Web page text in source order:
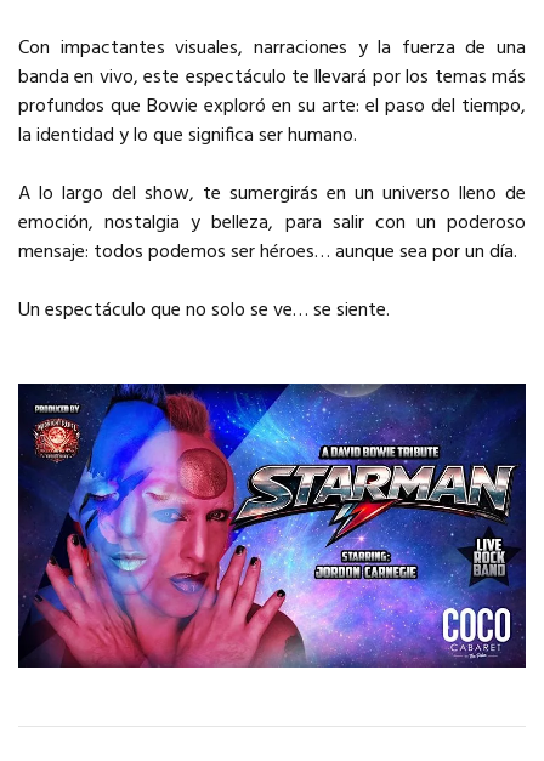
Con impactantes visuales, narraciones y la fuerza de una
banda en vivo, este espectáculo te llevará por los temas más
profundos que Bowie exploró en su arte: el paso del tiempo,
la identidad y lo que significa ser humano.
A lo largo del show, te sumergirás en un universo lleno de
emoción, nostalgia y belleza, para salir con un poderoso
mensaje: todos podemos ser héroes… aunque sea por un día.
Un espectáculo que no solo se ve… se siente.